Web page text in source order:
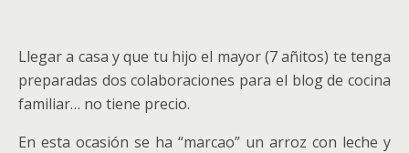
Llegar a casa y que tu hijo el mayor (7 añitos) te tenga
preparadas dos colaboraciones para el blog de cocina
familiar… no tiene precio.
En esta ocasión se ha “marcao” un arroz con leche y